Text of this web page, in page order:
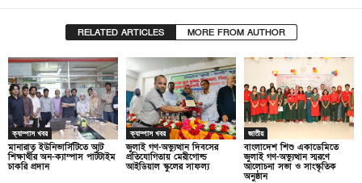
RELATED ARTICLES MORE FROM AUTHOR
ক্যাম্পাস খবর
মানারাত ইউনিভার্সিটিতে আট
শিক্ষার্থীর অন-ক্যাম্পাস পার্টটাইম
চাকরি প্রদান
ক্যাম্পাস খবর
জুলাই গণ-অভ্যুত্থান দিবসের
প্রতিযোগিতায় মেরীগোল্ড
আইডিয়াল স্কুলের সাফল্য
জাতীয়
বাংলাদেশ শিশু একাডেমিতে
জুলাই গণ-অভ্যুত্থান স্মরণে
আলোচনা সভা ও সাংস্কৃতিক
অনুষ্ঠান